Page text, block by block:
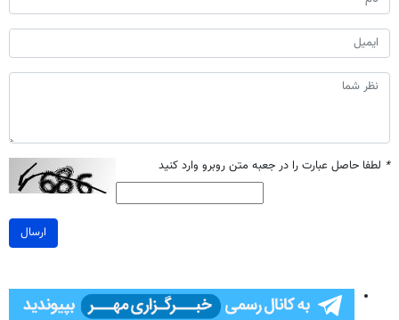
* لطفا حاصل عبارت را در جعبه متن روبرو وارد کنید
ارسال